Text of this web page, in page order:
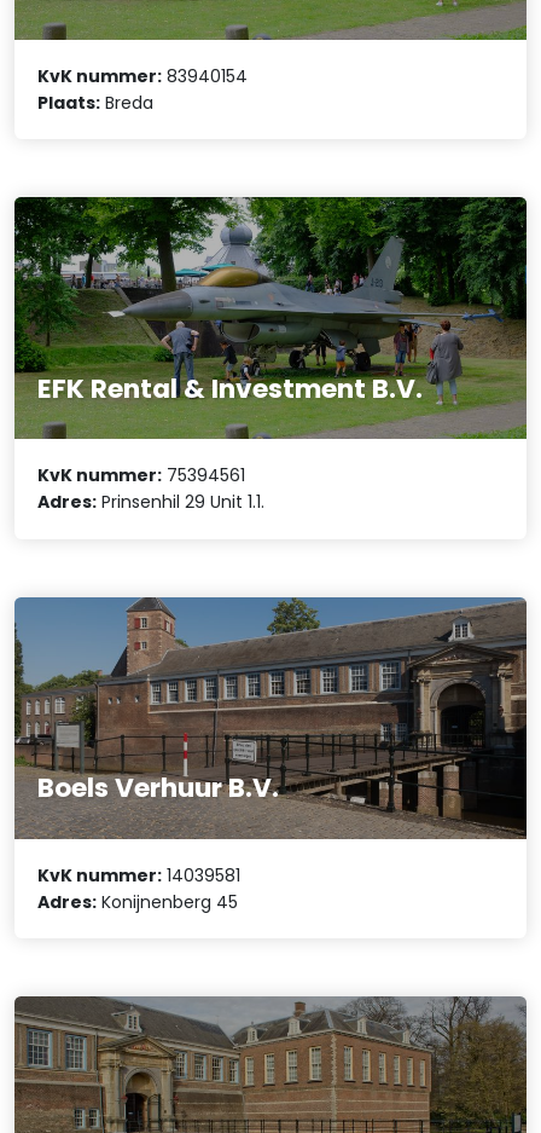
KvK nummer: 83940154
Plaats: Breda
EFK Rental & Investment B.V.
KvK nummer: 75394561
Adres: Prinsenhil 29 Unit 1.1.
Boels Verhuur B.V.
KvK nummer: 14039581
Adres: Konijnenberg 45